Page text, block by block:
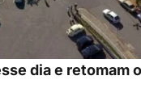
dia e retomam